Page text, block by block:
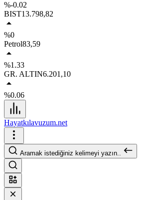
%-0.02
BIST13.798,82
%0
Petrol83,59
%1.33
GR. ALTIN6.201,10
%0.06
Hayatkılavuzum.net
Aramak istediğiniz kelimeyi yazın..